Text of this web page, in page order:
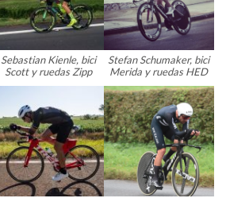
Sebastian Kienle, bici
Scott y ruedas Zipp
Stefan Schumaker, bici
Merida y ruedas HED